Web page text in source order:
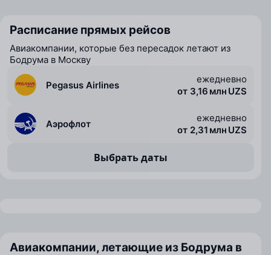
Расписание прямых рейсов
Авиакомпании, которые без пересадок летают из
Бодрума в Москву
Pegasus Airlines
ежедневно
от 3,16 млн UZS
Аэрофлот
ежедневно
от 2,31 млн UZS
Выбрать даты
Авиакомпании, летающие из Бодрума в